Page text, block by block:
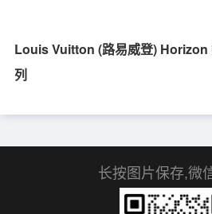
Louis Vuitton (路易威登)
列
长按图片保存,微